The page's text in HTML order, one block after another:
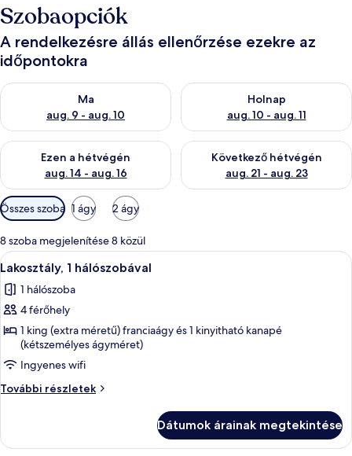
Szobaopciók
A rendelkezésre állás ellenőrzése ezekre az
időpontokra
Ma
aug. 9 - aug. 10
A ma esti rendelkezésre állás ellenőrzése: aug. 9 - aug. 10
Holnap
aug. 10 - aug. 11
A holnapi rendelkezésre állás
Ezen a hétvégén
aug. 14 - aug. 16
A mostani hétvégi rendelkezésre állás ellenőrzése: aug. 14 -
Következő hétvégén
aug. 21 - aug. 23
A következő hétvégi
Szobákhoz
rendelkezésre
álló
szűrők
Összes szoba 1 ágy 2 ágy
8 szoba megjelenítése 8 közül
A
következő
szoba
összes
képének
megtekintése:
Lakosztály,
1
Egy szállodai szoba, amelyben egy
5
Lakosztály, 1 hálószobával
1 hálószoba
4 férőhely
1 king (extra méretű) franciaágy és 1 kinyitható kanapé
(kétszemélyes ágyméret)
Ingyenes wifi
További részletek
Lakosztály,
részletei
Dátumok árainak megtekintése